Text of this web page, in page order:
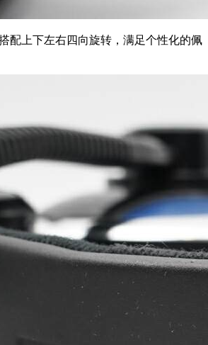
配上下左右四向旋转，满足个性化的佩